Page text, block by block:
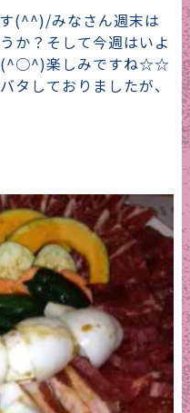
(^^)/みなさん週末は
か？そして今週はいよ
(^○^)楽しみですね☆☆
タしておりましたが、